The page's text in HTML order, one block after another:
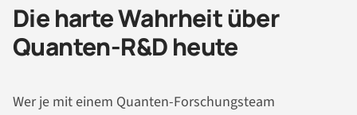
Die harte Wahrheit über
Quanten-R&D heute
Wer je mit einem Quanten-Forschungsteam